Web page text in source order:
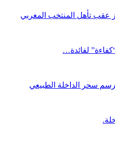
عقب تأهل المنتخب المغربي
لفائدة…
سحر الداخلة الطبيعي